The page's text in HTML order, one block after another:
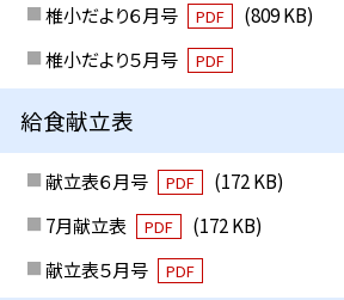
椎小だより６月号
PDF
(809 KB)
椎小だより５月号
PDF
給食献立表
献立表６月号 PDF
(172 KB)
7月献立表
PDF
(172 KB)
献立表５月号
PDF